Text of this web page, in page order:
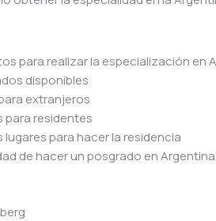
para realizar la especialización en
disponibles
extranjeros
para residentes
lugares para hacer la residencia
de hacer un posgrado en